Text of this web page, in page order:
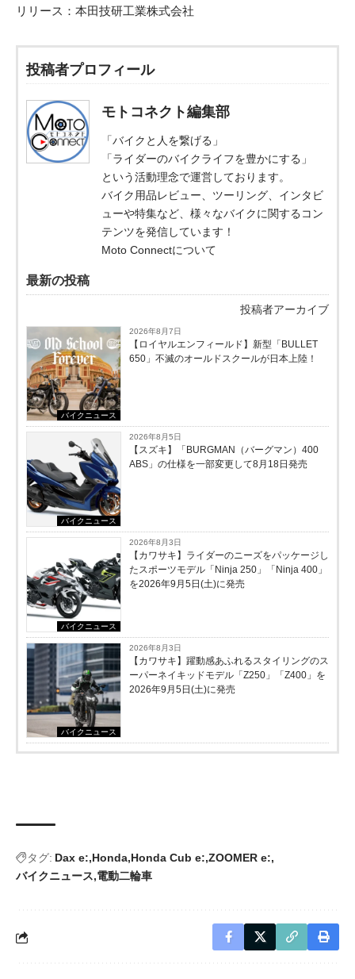
リリース： 本田技研工業株式会社
投稿者プロフィール
モトコネクト編集部
「バイクと人を繋げる」
「ライダーのバイクライフを豊かにする」
という活動理念で運営しております。
バイク用品レビュー、ツーリング、インタビ
ューや特集など、様々なバイクに関するコン
テンツを発信しています！
Moto Connectについて
最新の投稿
投稿者アーカイブ
バイクニュース
2026年8月7日
【ロイヤルエンフィールド】新型「BULLET
650」不滅のオールドスクールが⽇本上陸！
バイクニュース
2026年8月5日
【スズキ】「BURGMAN（バーグマン）400
ABS」の仕様を一部変更して8月18日発売
バイクニュース
2026年8月3日
【カワサキ】ライダーのニーズをパッケージし
たスポーツモデル「Ninja 250」「Ninja 400」
を2026年9月5日(土)に発売
バイクニュース
2026年8月3日
【カワサキ】躍動感あふれるスタイリングのス
ーパーネイキッドモデル「Z250」「Z400」を
2026年9月5日(土)に発売
タグ: Dax e: Honda Honda Cub e: ZOOMER e:
バイクニュース 電動二輪車